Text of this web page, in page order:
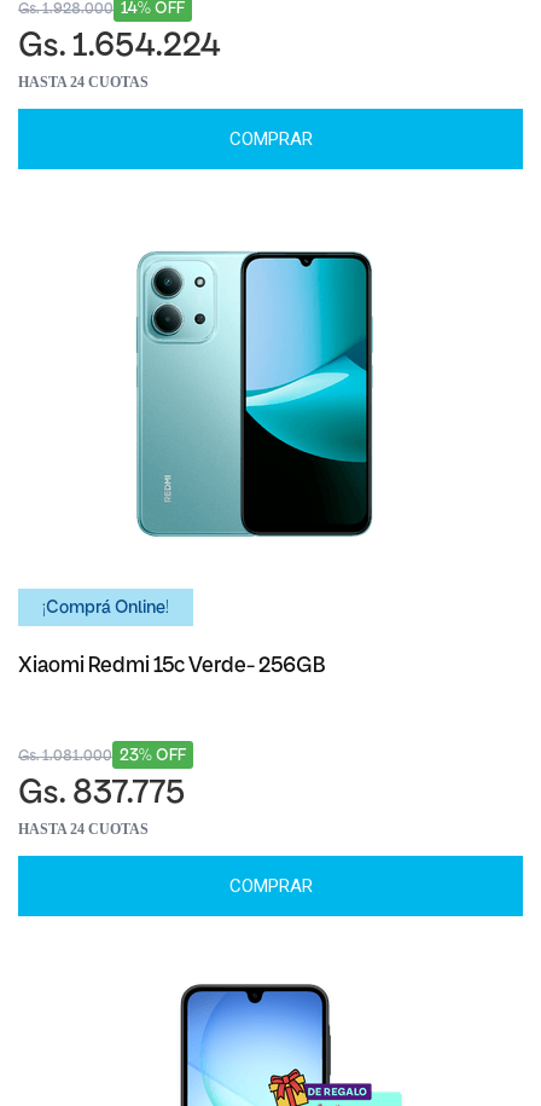
14% OFF
Gs. 1.928.000
Gs. 1.654.224
HASTA 24 CUOTAS
COMPRAR
¡Comprá Online!
Xiaomi Redmi 15c Verde- 256GB
23% OFF
Gs. 1.081.000
Gs. 837.775
HASTA 24 CUOTAS
COMPRAR